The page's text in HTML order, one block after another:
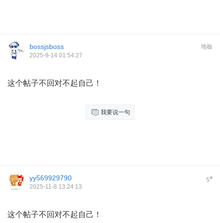
地板
bossjsboss
2025-9-14 01:54:27
这个帖子不回对不起自己！
我要说一句
5#
yy569929790
2025-11-8 13:24:13
这个帖子不回对不起自己！